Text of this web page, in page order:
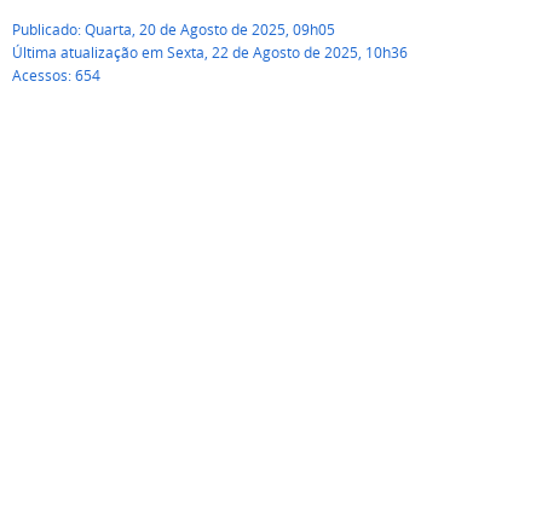
Publicado: Quarta, 20 de Agosto de 2025, 09h05
Última atualização em Sexta, 22 de Agosto de 2025, 10h36
Acessos: 654